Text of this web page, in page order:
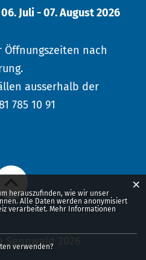
Juli - 07. August 2026
Öffnungszeiten nach
ausserhalb der
785 10 91
Sennwald 2026
herauszufinden, wie wir unser
Alle Daten werden anonymisiert
verarbeitet. Mehr Informationen
verwenden?
×